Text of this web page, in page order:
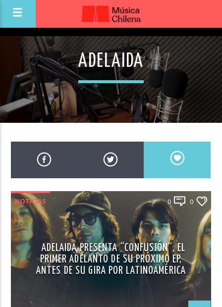
ADELAIDA
NOTICIAS 0 0
ADELAIDA PRESENTA “CONFUSIÓN”, EL
PRIMER ADELANTO DE SU PRÓXIMO EP,
ANTES DE SU GIRA POR LATINOAMÉRICA